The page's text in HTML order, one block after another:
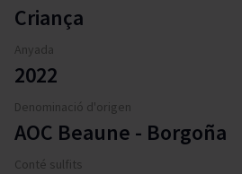
Criança
Anyada
2022
Denominació d'origen
AOC Beaune - Borgoña
Conté sulfits